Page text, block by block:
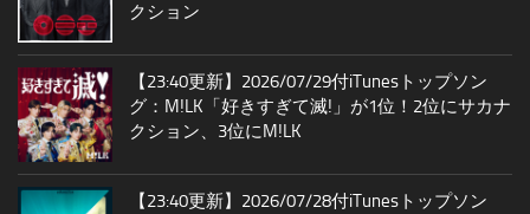
クション
【23:40更新】2026/07/29付iTunesトップソン
グ：M!LK「好きすぎて滅!」が1位！2位にサカナ
クション、3位にM!LK
【23:40更新】2026/07/28付iTunesトップソン